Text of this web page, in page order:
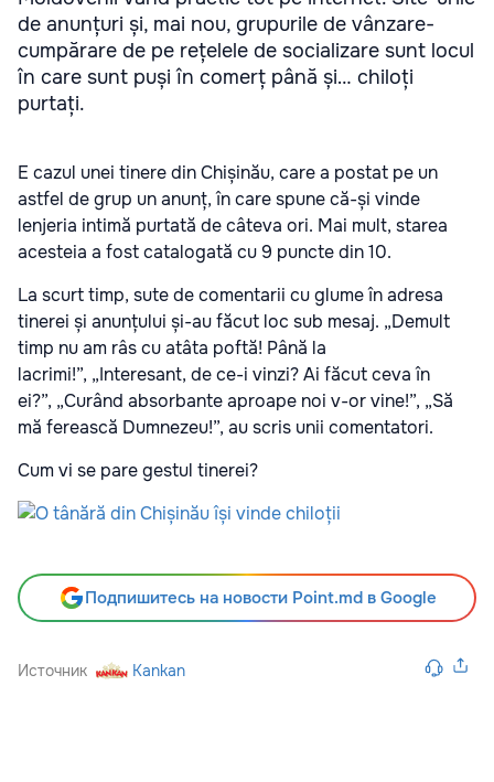
de anunțuri și, mai nou, grupurile de vânzare-
cumpărare de pe rețelele de socializare sunt locul
în care sunt puși în comerț până și… chiloți
purtați.
E cazul unei tinere din Chișinău, care a postat pe un
astfel de grup un anunț, în care spune că-și vinde
lenjeria intimă purtată de câteva ori. Mai mult, starea
acesteia a fost catalogată cu 9 puncte din 10.
La scurt timp, sute de comentarii cu glume în adresa
tinerei și anunțului și-au făcut loc sub mesaj. „Demult
timp nu am râs cu atâta poftă! Până la
lacrimi!”, „Interesant, de ce-i vinzi? Ai făcut ceva în
ei?”, „Curând absorbante aproape noi v-or vine!”, „Să
mă ferească Dumnezeu!”, au scris unii comentatori.
Cum vi se pare gestul tinerei?
Подпишитесь на новости Point.md в Google
Источник Kankan